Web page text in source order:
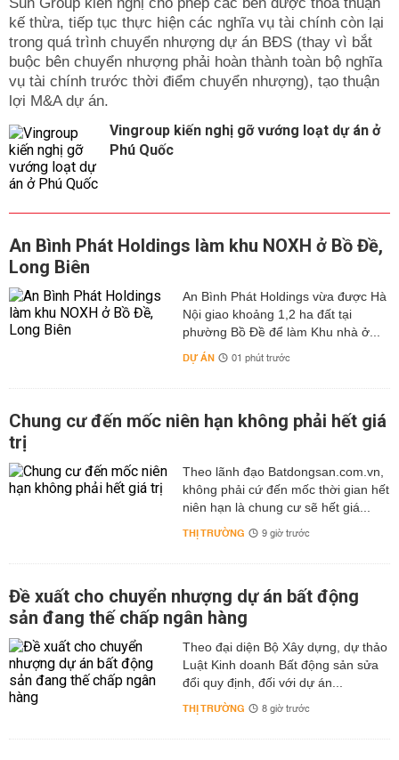
kế thừa, tiếp tục thực hiện các nghĩa vụ tài chính còn lại
trong quá trình chuyển nhượng dự án BĐS (thay vì bắt
buộc bên chuyển nhượng phải hoàn thành toàn bộ nghĩa
vụ tài chính trước thời điểm chuyển nhượng), tạo thuận
lợi M&A dự án.
Vingroup kiến nghị gỡ vướng loạt dự án ở
Phú Quốc
An Bình Phát Holdings làm khu NOXH ở Bồ Đề,
Long Biên
An Bình Phát Holdings vừa được Hà
Nội giao khoảng 1,2 ha đất tại
phường Bồ Đề để làm Khu nhà ở...
DỰ ÁN 01 phút trước
Chung cư đến mốc niên hạn không phải hết giá
trị
Theo lãnh đạo Batdongsan.com.vn,
không phải cứ đến mốc thời gian hết
niên hạn là chung cư sẽ hết giá...
THỊ TRƯỜNG 9 giờ trước
Đề xuất cho chuyển nhượng dự án bất động
sản đang thế chấp ngân hàng
Theo đại diện Bộ Xây dựng, dự thảo
Luật Kinh doanh Bất động sản sửa
đổi quy định, đối với dự án...
THỊ TRƯỜNG 8 giờ trước